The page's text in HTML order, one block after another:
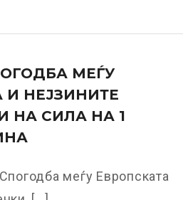
МЕЃУ
НЕЈЗИНИТЕ
НА СИЛА НА 1
меѓу Европската